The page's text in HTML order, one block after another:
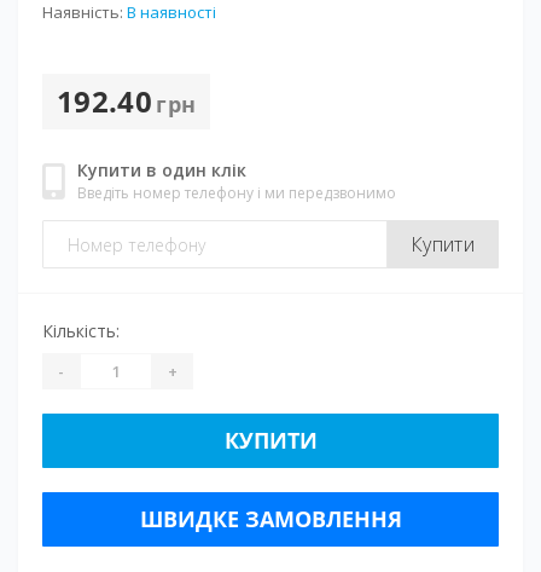
Наявність: В наявності
192.40 грн
Купити в один клік
Введіть номер телефону і ми передзвонимо
Купити
Кількість:
- +
КУПИТИ
ШВИДКЕ ЗАМОВЛЕННЯ